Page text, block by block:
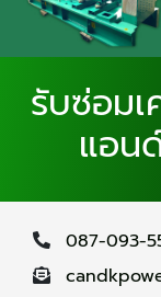
รับซ่อม
แอน
087-093-